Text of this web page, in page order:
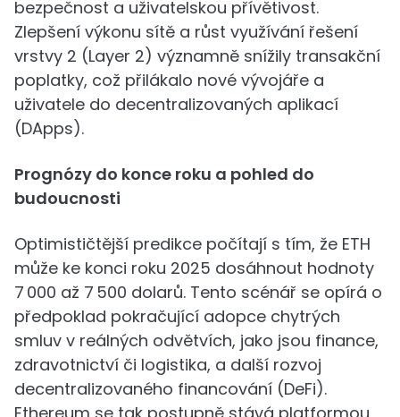
bezpečnost a uživatelskou přívětivost.
Zlepšení výkonu sítě a růst využívání řešení
vrstvy 2 (Layer 2) významně snížily transakční
poplatky, což přilákalo nové vývojáře a
uživatele do decentralizovaných aplikací
(DApps).
Prognózy do konce roku a pohled do
budoucnosti
Optimističtější predikce počítají s tím, že ETH
může ke konci roku 2025 dosáhnout hodnoty
7 000 až 7 500 dolarů. Tento scénář se opírá o
předpoklad pokračující adopce chytrých
smluv v reálných odvětvích, jako jsou finance,
zdravotnictví či logistika, a další rozvoj
decentralizovaného financování (DeFi).